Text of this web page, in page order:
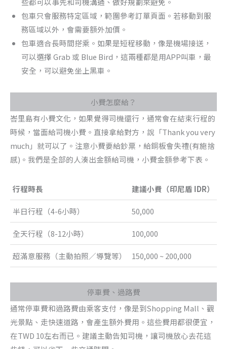
包車只會服務特定區域，範圍參考訂單頁面。若移動到服
務區域以外，會需要額外加價。
包車適合長時間搭乘。如果是短程移動，像是機場接送，
可以選擇 Grab 或 Blue Bird，這兩種都是用APP叫車，最
安全，可以避免坐上黑車。
小費怎麼給？
峇里島有小費文化，如果覺得司機還行，通常會在結束行程的
時候，當面給司機小費。直接拿給對方，說「Thank you very
much」就可以了。注意小費要給鈔票，給銅板會失禮(有施捨
感)。我們是全部的人湊出金額給司機，小費金額參考下表。
行程時長 建議小費（印尼盾 IDR）
半日行程（4-6小時） 50,000
全天行程（8-12小時） 100,000
超滿意服務（主動拍照／導覽等） 150,000 ~ 200,000
停車費、過路費
通常停車費和過路費由乘客支付，像是到Shopping Mall、觀
光景點、走快速道路，會產生額外費用。這些費用都很便宜，
在TWD 10左右而已。建議主動告知司機，讓司機放心去花這